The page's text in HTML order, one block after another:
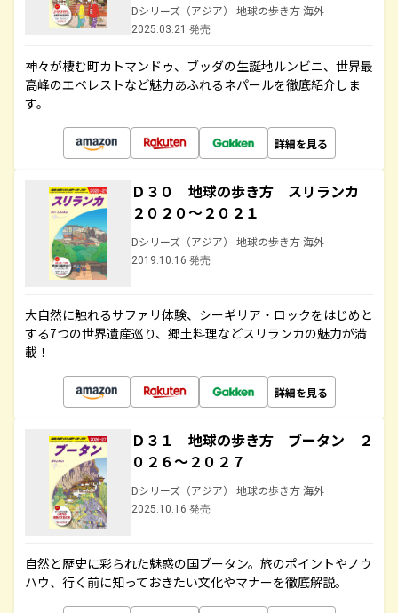
Dシリーズ（アジア） 地球の歩き方 海外
2025.03.21 発売
神々が棲む町カトマンドゥ、ブッダの生誕地ルンビニ、世界最
高峰のエベレストなど魅力あふれるネパールを徹底紹介しま
す。
詳細を見る
Ｄ３０ 地球の歩き方 スリランカ
２０２０～２０２１
Dシリーズ（アジア） 地球の歩き方 海外
2019.10.16 発売
大自然に触れるサファリ体験、シーギリア・ロックをはじめと
する7つの世界遺産巡り、郷土料理などスリランカの魅力が満
載！
詳細を見る
Ｄ３１ 地球の歩き方 ブータン ２
０２６～２０２７
Dシリーズ（アジア） 地球の歩き方 海外
2025.10.16 発売
自然と歴史に彩られた魅惑の国ブータン。旅のポイントやノウ
ハウ、行く前に知っておきたい文化やマナーを徹底解説。